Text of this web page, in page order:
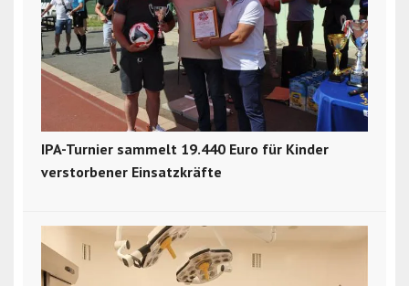
IPA-Turnier sammelt 19.440 Euro für Kinder
verstorbener Einsatzkräfte